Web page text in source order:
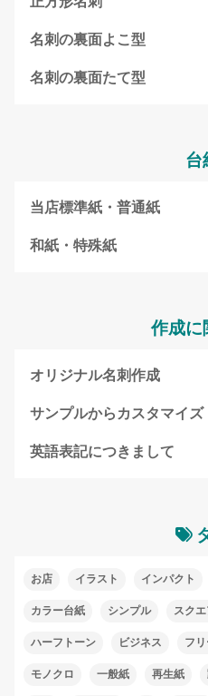
名刺の裏面よこ型
名刺の裏面たて型
台
当店標準紙・普通紙
和紙・特殊紙
作成に
オリジナル名刺作成
サンプルからカスタマイズ
英語表記につきまして
お店 イラスト インパクト
カラー台紙 シンプル スク
ハーフトーン ビジネス フ
モノクロ 一般紙 再生紙